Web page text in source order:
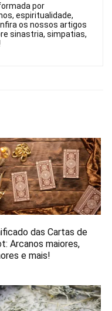
por
espiritualidade,
os nossos artigos
sinastria, simpatias,
das Cartas de
Arcanos maiores,
e mais!